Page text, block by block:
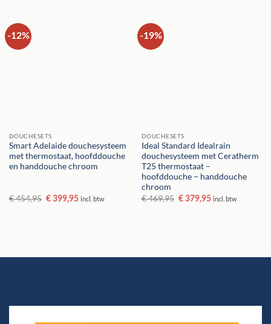
-12%
DOUCHESETS
Smart Adelaide douchesysteem
met thermostaat, hoofddouche
en handdouche chroom
€454,95 Oorspronkelijke
€399,95Huidige
incl. btw
-19%
DOUCHESETS
Ideal Standard Idealrain
douchesysteem met Ceratherm
T25 thermostaat –
hoofddouche – handdouche
chroom
€469,95 Oorspronkelijke
€379,95Huidige
incl. btw